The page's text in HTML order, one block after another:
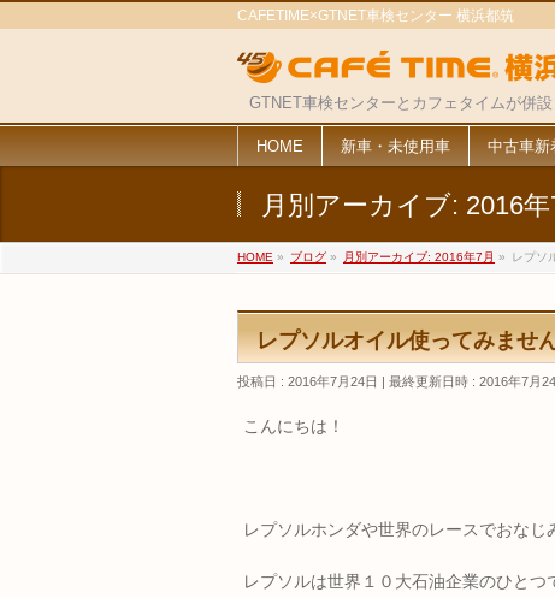
CAFETIME×GTNET車検センター 横浜都筑
GTNET車検センターとカフェタイムが併
HOME 新車・未使用車 中古車新
月別アーカイブ: 2016年
HOME » ブログ » 月別アーカイブ: 2016年7月 » レプソ
レプソルオイル使ってみませ
投稿日 : 2016年7月24日 最終更新日時 : 2016年7月
こんにちは！
レプソルホンダや世界のレースでおな
レプソルは世界１０大石油企業のひと